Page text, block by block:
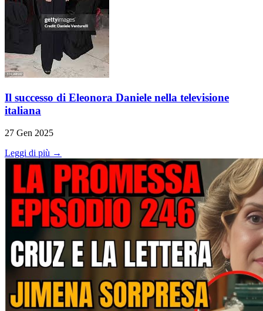
Il successo di Eleonora Daniele nella televisione
italiana
27 Gen 2025
Leggi di più →